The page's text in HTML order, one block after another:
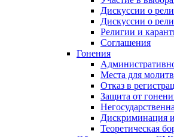
Дискуссии о
Дискуссии о
Религии и
Соглашения
Гонения
Места для
Отказ в
Защита от
Дискриминация
Теоретическая